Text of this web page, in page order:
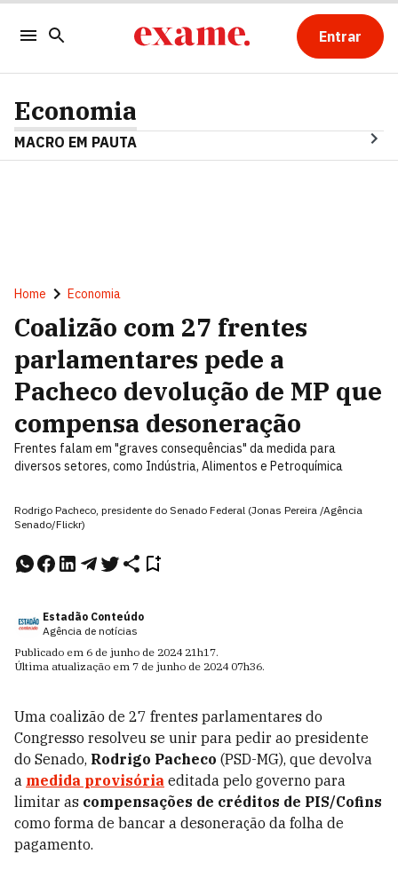
Entrar
Economia
MACRO EM PAUTA
Home Economia
Coalizão com 27 frentes
parlamentares pede a
Pacheco devolução de MP que
compensa desoneração
Frentes falam em "graves consequências" da medida para
diversos setores, como Indústria, Alimentos e Petroquímica
Rodrigo Pacheco, presidente do Senado Federal (Jonas Pereira /Agência
Senado/Flickr)
Estadão Conteúdo
Agência de notícias
Publicado em 6 de junho de 2024 21h17.
Última atualização em 7 de junho de 2024 07h36.
Uma coalizão de 27 frentes parlamentares do
Congresso resolveu se unir para pedir ao presidente
do Senado, Rodrigo Pacheco (PSD-MG), que devolva
a medida provisória editada pelo governo para
limitar as compensações de créditos de PIS/Cofins
como forma de bancar a desoneração da folha de
pagamento.